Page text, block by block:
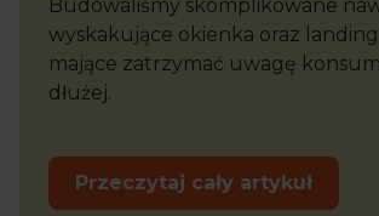
Budowaliśmy skomplikowane
wyskakujące okienka oraz
mające zatrzymać uwagę
dłużej.
Przeczytaj cały artykuł